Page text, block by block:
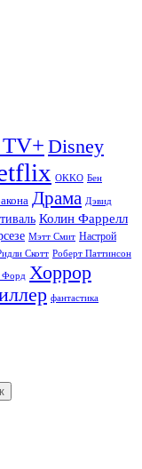
Disney
OKKO Бен
Драма Дэвид
Колин Фаррелл
Мэтт Смит Настрой
Скотт Роберт Паттинсон
Форд Хоррор
фантастика